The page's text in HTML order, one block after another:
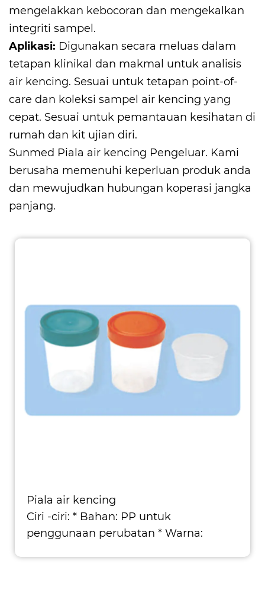
mengelakkan kebocoran dan mengekalkan
integriti sampel.
Aplikasi: Digunakan secara meluas dalam
tetapan klinikal dan makmal untuk analisis
air kencing. Sesuai untuk tetapan point-of-
care dan koleksi sampel air kencing yang
cepat. Sesuai untuk pemantauan kesihatan di
rumah dan kit ujian diri.
Sunmed Piala air kencing Pengeluar. Kami
berusaha memenuhi keperluan produk anda
dan mewujudkan hubungan koperasi jangka
panjang.
Piala air kencing
Ciri -ciri: * Bahan: PP untuk
penggunaan perubatan * Warna: